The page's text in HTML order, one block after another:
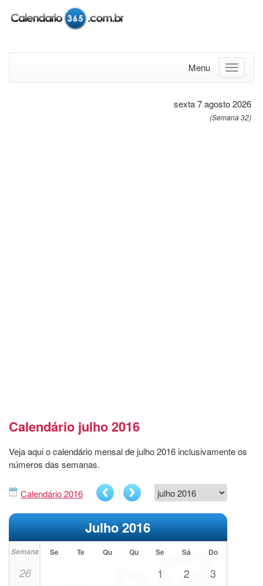
Menu
sexta 7 agosto 2026
(Semana 32)
Calendário julho 2016
Veja aqui o calendário mensal de julho 2016 inclusivamente os
números das semanas.
Calendário 2016
Julho 2016
Semana Se Te Qu Qu Se Sá Do
26 1 2 3